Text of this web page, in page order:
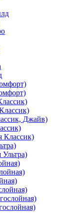
Джайв)
Классик)
Ультра)